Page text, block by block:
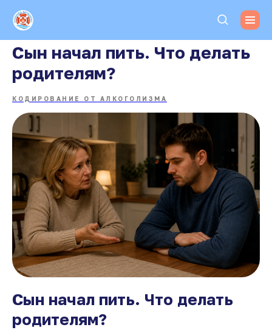
Сын начал пить. Что делать
родителям?
КОДИРОВАНИЕ ОТ АЛКОГОЛИЗМА
Сын начал пить. Что делать
родителям?